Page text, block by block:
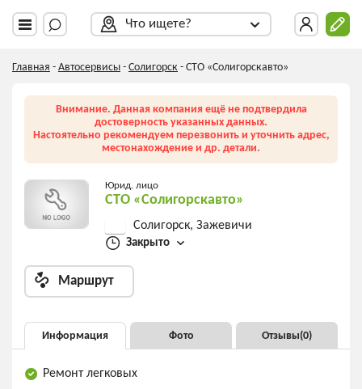
Что ищете?
Главная - Автосервисы - Солигорск - СТО «Солигорскавто»
Внимание. Данная компания ещё не подтвердила
достоверность указанных данных.
Настоятельно рекомендуем перезвонить и уточнить адрес,
местонахождение и др. детали.
Юрид. лицо
СТО «Солигорскавто»
Солигорск, Зажевичи
Закрыто
Маршрут
Информация Фото Отзывы(0)
Ремонт легковых